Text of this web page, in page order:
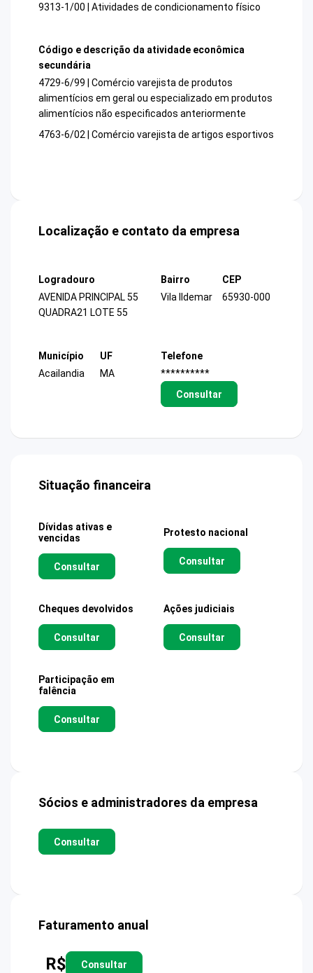
9313-1/00 | Atividades de condicionamento físico
Código e descrição da atividade econômica
secundária
4729-6/99 | Comércio varejista de produtos
alimentícios em geral ou especializado em produtos
alimentícios não especificados anteriormente
4763-6/02 | Comércio varejista de artigos esportivos
Localização e contato da empresa
Logradouro
AVENIDA PRINCIPAL 55
QUADRA21 LOTE 55
Bairro
Vila Ildemar
CEP
65930-000
Município
Acailandia
UF
MA
Telefone
**********
Consultar
Situação financeira
Dívidas ativas e
vencidas
Consultar
Protesto nacional
Consultar
Cheques devolvidos
Consultar
Ações judiciais
Consultar
Participação em
falência
Consultar
Sócios e administradores da empresa
Consultar
Faturamento anual
R$ Consultar